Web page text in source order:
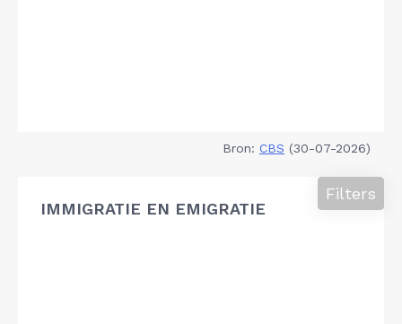
Bron: CBS (30-07-2026)
IMMIGRATIE EN EMIGRATIE
Filters